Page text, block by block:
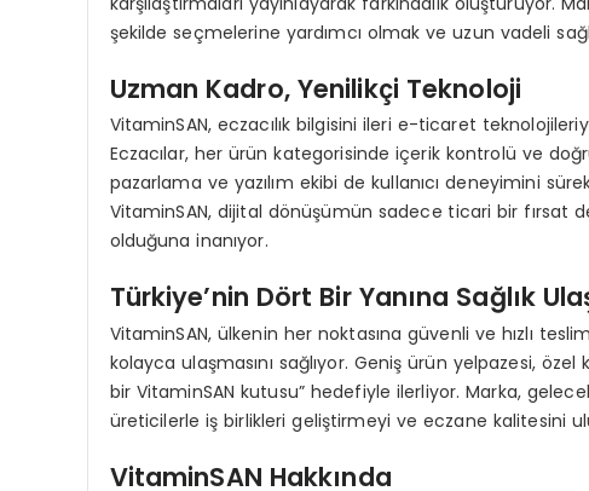
şekilde seçmelerine yardımcı olmak ve uzun vadeli
Uzman Kadro, Yenilikçi Teknoloji
VitaminSAN, eczacılık bilgisini ileri e-ticaret
Eczacılar, her ürün kategorisinde içerik kontrolü ve
pazarlama ve yazılım ekibi de kullanıcı deneyimini
VitaminSAN, dijital dönüşümün sadece ticari bir fırsat
olduğuna inanıyor.
Türkiye’nin Dört Bir Yanına Sağlık
VitaminSAN, ülkenin her noktasına güvenli ve hızlı
kolayca ulaşmasını sağlıyor. Geniş ürün yelpazesi,
bir VitaminSAN kutusu” hedefiyle ilerliyor. Marka,
üreticilerle iş birlikleri geliştirmeyi ve eczane kalitesini
VitaminSAN Hakkında